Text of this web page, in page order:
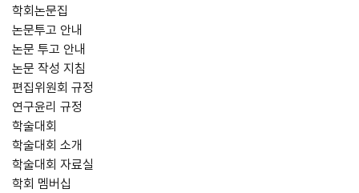
학회논문집
논문투고 안내
논문 투고 안내
논문 작성 지침
편집위원회 규정
연구윤리 규정
학술대회
학술대회 소개
학술대회 자료실
학회 멤버십